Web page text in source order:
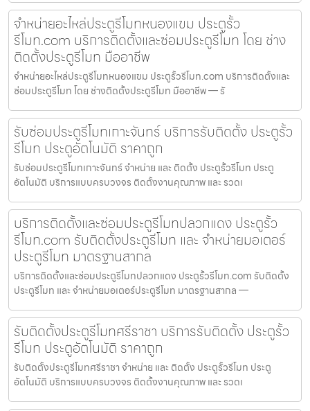
จำหน่ายอะไหล่ประตูรีโมทหนองแขม ประตูรั้ว
รีโมท.com บริการติดตั้งและซ่อมประตูรีโมท โดย ช่าง
ติดตั้งประตูรีโมท มืออาชีพ
จำหน่ายอะไหล่ประตูรีโมทหนองแขม ประตูรั้วรีโมท.com บริการติดตั้งและ
ซ่อมประตูรีโมท โดย ช่างติดตั้งประตูรีโมท มืออาชีพ — รั
รับซ่อมประตูรีโมทเกาะจันทร์ บริการรับติดตั้ง ประตูรั้ว
รีโมท ประตูอัตโนมัติ ราคาถูก
รับซ่อมประตูรีโมทเกาะจันทร์ จำหน่าย และ ติดตั้ง ประตูรั้วรีโมท ประตู
อัตโนมัติ บริการแบบครบวงจร ติดตั้งงานคุณภาพ และ รวดเ
บริการติดตั้งและซ่อมประตูรีโมทปลวกแดง ประตูรั้ว
รีโมท.com รับติดตั้งประตูรีโมท และ จำหน่ายมอเตอร์
ประตูรีโมท มาตรฐานสากล
บริการติดตั้งและซ่อมประตูรีโมทปลวกแดง ประตูรั้วรีโมท.com รับติดตั้ง
ประตูรีโมท และ จำหน่ายมอเตอร์ประตูรีโมท มาตรฐานสากล —
รับติดตั้งประตูรีโมทศรีราชา บริการรับติดตั้ง ประตูรั้ว
รีโมท ประตูอัตโนมัติ ราคาถูก
รับติดตั้งประตูรีโมทศรีราชา จำหน่าย และ ติดตั้ง ประตูรั้วรีโมท ประตู
อัตโนมัติ บริการแบบครบวงจร ติดตั้งงานคุณภาพ และ รวดเ